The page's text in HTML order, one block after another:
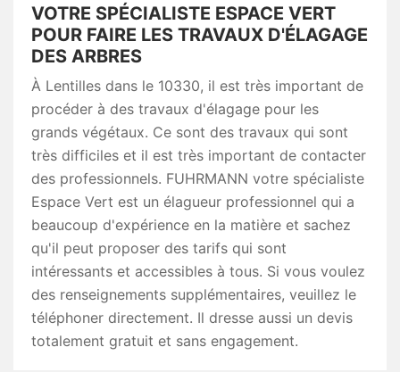
VOTRE SPÉCIALISTE ESPACE VERT
POUR FAIRE LES TRAVAUX D'ÉLAGAGE
DES ARBRES
À Lentilles dans le 10330, il est très important de
procéder à des travaux d'élagage pour les
grands végétaux. Ce sont des travaux qui sont
très difficiles et il est très important de contacter
des professionnels. FUHRMANN votre spécialiste
Espace Vert est un élagueur professionnel qui a
beaucoup d'expérience en la matière et sachez
qu'il peut proposer des tarifs qui sont
intéressants et accessibles à tous. Si vous voulez
des renseignements supplémentaires, veuillez le
téléphoner directement. Il dresse aussi un devis
totalement gratuit et sans engagement.